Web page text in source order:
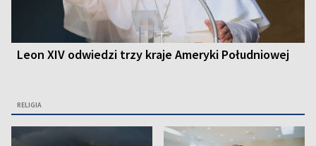
Leon XIV odwiedzi trzy kraje Ameryki Południowej
RELIGIA